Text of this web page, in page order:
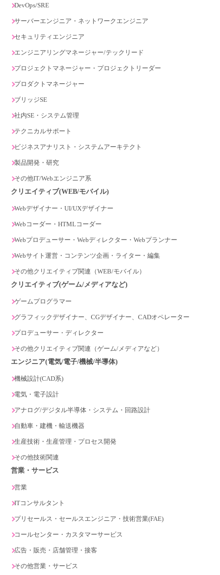
DevOps/SRE
サーバーエンジニア・ネットワークエンジニア
セキュリティエンジニア
エンジニアリングマネージャー/テックリード
プロジェクトマネージャー・プロジェクトリーダー
プロダクトマネージャー
ブリッジSE
社内SE・システム管理
テクニカルサポート
ビジネスアナリスト・システムアーキテクト
製品開発・研究
その他IT/Webエンジニア系
クリエイティブ(WEB/モバイル)
Webデザイナー・UI/UXデザイナー
Webコーダー・HTMLコーダー
Webプロデューサー・Webディレクター・Webプランナー
Webサイト運営・コンテンツ企画・ライター・編集
その他クリエイティブ関連（WEB/モバイル）
クリエイティブ(ゲーム/メディアなど)
ゲームプログラマー
グラフィックデザイナー、CGデザイナー、CADオペレーター
プロデューサー・ディレクター
その他クリエイティブ関連（ゲーム/メディアなど）
エンジニア(電気/電子/機械/半導体)
機械設計(CAD系)
電気・電子設計
アナログ/デジタル半導体・システム・回路設計
自動車・建機・輸送機器
生産技術・生産管理・プロセス開発
その他技術関連
営業・サービス
営業
ITコンサルタント
プリセールス・セールスエンジニア・技術営業(FAE)
コールセンター・カスタマーサービス
広告・販売・店舗管理・接客
その他営業・サービス